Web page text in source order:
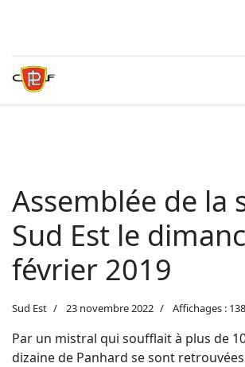
Assemblée de la
Sud Est le
février 2019
Sud Est 23 novembre 2022 Affichages :
Par un mistral qui soufflait à plus de
dizaine de Panhard se sont